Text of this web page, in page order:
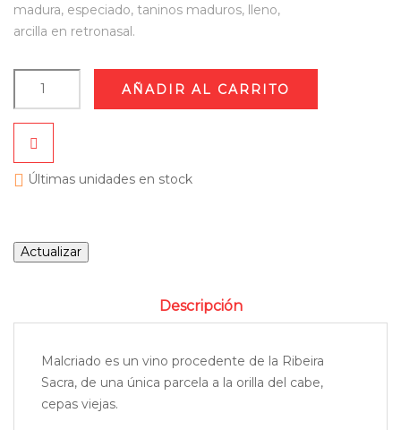
madura, especiado, taninos maduros, lleno,
arcilla en retronasal.
AÑADIR AL CARRITO
 Últimas unidades en stock
Descripción
Malcriado es un vino procedente de la Ribeira
Sacra, de una única parcela a la orilla del cabe,
cepas viejas.